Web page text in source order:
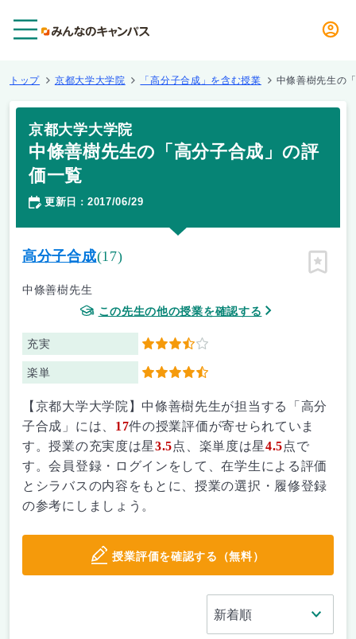
トップ 京都大学大学院 「高分子合成」を含む授業 中條善樹先生の
京都大学大学院
中條善樹先生の「高分子合成」の評
価一覧
更新日 ： 2017/06/29
高分子合成(17)
中條善樹先生
この先生の他の授業を確認する
充実 3.5
楽単 4.5
ピン留
【京都大学大学院】中條善樹先生が担当する「高分
子合成」には、 17件の授業評価が寄せられていま
す。授業の充実度は星3.5点、楽単度は星4.5点で
す。会員登録・ログインをして、在学生による評価
とシラバスの内容をもとに、授業の選択・履修登録
の参考にしましょう。
授業評価を確認する（無料）